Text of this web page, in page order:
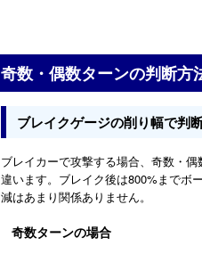
奇数・偶数ターンの判断方
ブレイクゲージの削り幅で判
ブレイカーで攻撃する場合、奇数・
違います。ブレイク後は800%までボ
減はあまり関係ありません。
奇数ターンの場合